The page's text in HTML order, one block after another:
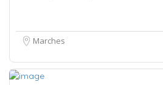
Marches